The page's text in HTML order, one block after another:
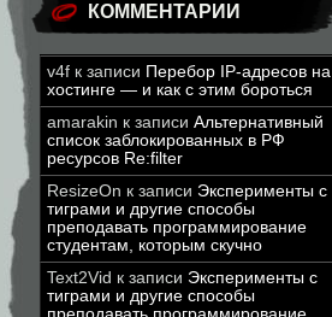
КОММЕНТАРИИ
v4f к записи Перебор IP-адресов на
хостинге — и как с этим бороться
amarakin к записи Альтернативный
список заблокированных в РФ
ресурсов Re:filter
ResizeOn к записи Эксперименты с
тиграми и другие способы
преподавать программирование
студентам, которым скучно
Text2Vid к записи Эксперименты с
тиграми и другие способы